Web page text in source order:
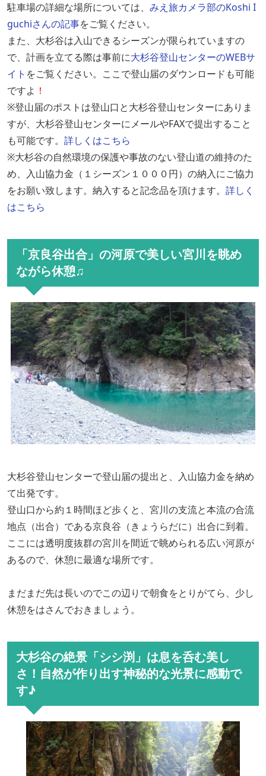
駐車場の詳細な場所については、 みえ旅カメラ部のKoshi I
guchiさんの記事をご覧ください。
また、大杉谷は入山できるシーズンが限られていますの
で、 計画を立てる際は事前に大杉谷登山センターのWEBサ
イト をご覧ください。 ここで登山届のダウンロードも可能
ですよ ！
※登山届のポストは登山口と大杉谷登山センターにありま
すが、大杉谷登山センターにメールやFAXで提出すること
も可能です。 詳しくはこちら
※大杉谷の自然環境の保護や事故のない登山道の維持のた
め、入山協力金（１シーズン１０００円）の納入にご協力
をお願い致します。納入すると記念品を頂けます。 詳しく
はこちら
「京良谷出合」の河原で美しい宮川を眺め
ながら休憩♫
大杉谷登山センターで登山届の提出と、入山協力金を納め
て出発です。
登山口から約１時間ほど歩くと、宮川の支流と本流の合流
地点（出合）である京良谷（きょうらだに）出合に到着。
ここには透明度抜群の宮川を間近で眺められる広い河原が
あるので、休憩に最適な場所です。
まだまだ先は長いのでこの辺りで朝食をとりがてら、少し
休憩をはさんでおきましょう。
大杉谷の絶景「シシ渕」は息を呑む美し
さ！自然が作り出す神秘的な光景に感動で
す♪